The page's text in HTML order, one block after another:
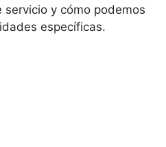
y cómo podemos
específicas.